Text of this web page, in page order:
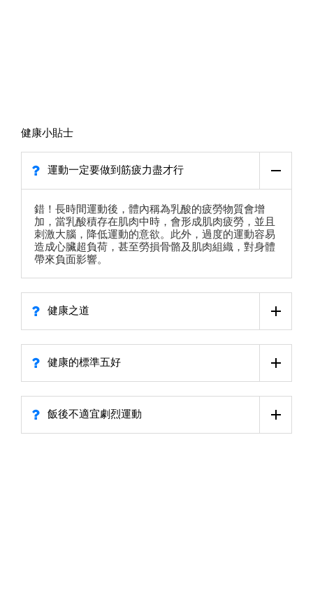
健康小貼士
運動一定要做到筋疲力盡才行
錯！長時間運動後，體內稱為乳酸的疲勞物質會增
加，當乳酸積存在肌肉中時，會形成肌肉疲勞，並且
刺激大腦，降低運動的意欲。此外，過度的運動容易
造成心臟超負荷，甚至勞損骨骼及肌肉組織，對身體
帶來負面影響。
健康之道
健康的標準五好
飯後不適宜劇烈運動